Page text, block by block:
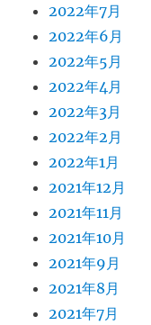
2022年7月
2022年6月
2022年5月
2022年4月
2022年3月
2022年2月
2022年1月
2021年12月
2021年11月
2021年10月
2021年9月
2021年8月
2021年7月